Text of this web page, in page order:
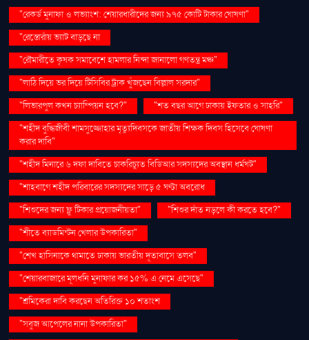
"রেকর্ড মুনাফা ও লভ্যাংশ: শেয়ারধারীদের জন্য ৯৭৫ কোটি টাকার ঘোষণা"
"রেস্তোরাঁয় ভ্যাট বাড়ছে না
"রৌমারীতে কৃষক সমাবেশে হামলার নিন্দা জানালো গণতন্ত্র মঞ্চ"
"লাঠি দিয়ে ভর দিয়ে টিসিবির ট্রাক খুঁজছেন বিল্লাল সরদার"
"লিভারপুল কখন চ্যাম্পিয়ন হবে?"
"শত বছর আগে ঢাকায় ইফতার ও সাহ্‌রি"
"শহীদ বুদ্ধিজীবী শামসুজ্জোহার মৃত্যুদিবসকে জাতীয় শিক্ষক দিবস হিসেবে ঘোষণা
করার দাবি"
"শহীদ মিনারে ৬ দফা দাবিতে চাকরিচ্যুত বিডিআর সদস্যদের অবস্থান ধর্মঘট"
"শাহবাগে শহীদ পরিবারের সদস্যদের সাড়ে ৫ ঘণ্টা অবরোধ
"শিশুদের জন্য ফ্লু টিকার প্রয়োজনীয়তা"
"শিশুর দাঁত নড়লে কী করতে হবে?"
"শীতে ব্যাডমিন্টন খেলার উপকারিতা"
"শেখ হাসিনাকে থামাতে ঢাকায় ভারতীয় দূতাবাসে তলব"
"শেয়ারবাজারে মূলধনি মুনাফার কর ১৫% এ নেমে এসেছে"
"শ্রমিকেরা দাবি করছেন অতিরিক্ত ১০ শতাংশ
"সবুজ আপেলের নানা উপকারিতা"